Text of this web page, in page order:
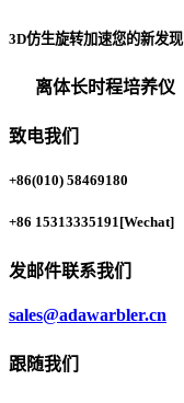
3D仿生旋转加速您的新发现
离体长时程培养仪
致电我们
+86(010) 58469180
+86 15313335191[Wechat]
发邮件联系我们
sales@adawarbler.cn
跟随我们